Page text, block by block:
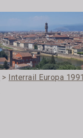
> Interrail Europa 1991